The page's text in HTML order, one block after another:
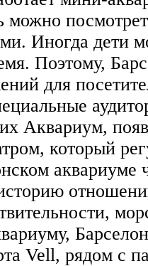
можно
Иногда дети
Поэтому,
для
Аквариум,
который
Vell, рядом с